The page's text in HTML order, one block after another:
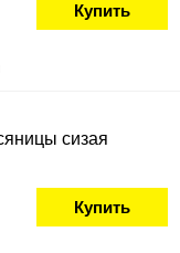
Купить
сизая
Купить